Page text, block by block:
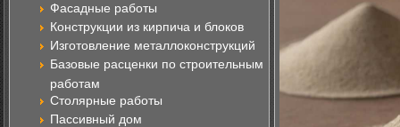
Фасадные работы
Конструкции из кирпича и блоков
Изготовление металлоконструкций
Базовые расценки по строительным
работам
Столярные работы
Пассивный дом